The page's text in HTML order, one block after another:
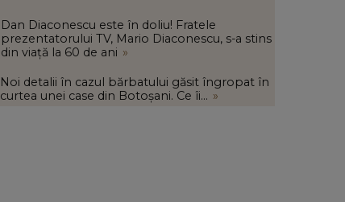
Dan Diaconescu este în doliu! Fratele
prezentatorului TV, Mario Diaconescu, s-a stins
din viață la 60 de ani »
Noi detalii în cazul bărbatului găsit îngropat în
curtea unei case din Botoșani. Ce îi... »